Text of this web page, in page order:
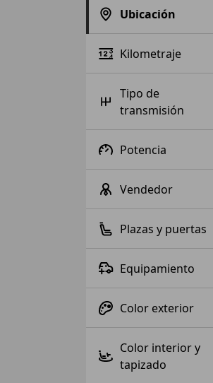
Ubicación
Kilometraje
Tipo de
transmisión
Potencia
Vendedor
Plazas y puertas
Equipamiento
Color exterior
Color interior y
tapizado